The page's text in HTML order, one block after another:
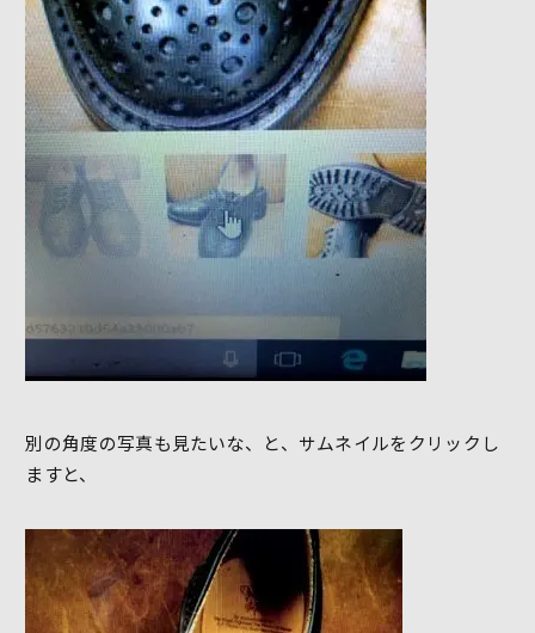
別の角度の写真も見たいな、と、サムネイルをクリックし
ますと、